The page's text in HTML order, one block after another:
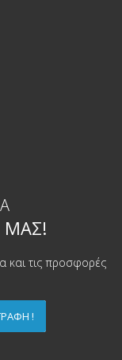
ΜΑΣ!
και τις προσφορές
!